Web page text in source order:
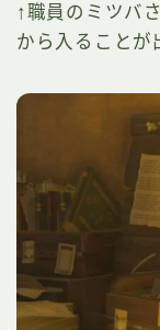
↑職員のミツバ
から入ることが